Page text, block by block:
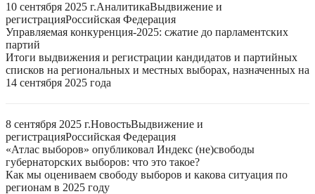
10 сентября 2025 г.АналитикаВыдвижение и
регистрацияРоссийская Федерация
Управляемая конкуренция-2025: сжатие до парламентских
партий
Итоги выдвижения и регистрации кандидатов и партийных
списков на региональных и местных выборах, назначенных на
14 сентября 2025 года
8 сентября 2025 г.НовостьВыдвижение и
регистрацияРоссийская Федерация
«Атлас выборов» опубликовал Индекс (не)свободы
губернаторских выборов: что это такое?
Как мы оцениваем свободу выборов и какова ситуация по
регионам в 2025 году